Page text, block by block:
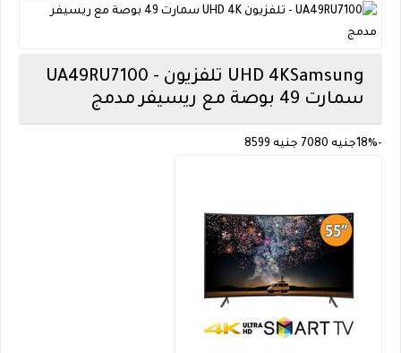
Samsung
UA49RU7100 - تلفزيون UHD 4K
سمارت 49 بوصة مع ريسيفر مدمج
-18% جنيه 7080 جنيه 8599